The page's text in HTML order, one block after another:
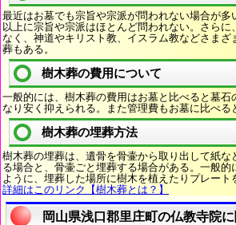
最近はお墓でも宗旨や宗派が問われない場合が多
以上に宗旨や宗派はほとんど問われない。さら
なく、神道やキリスト教、イスラム教などさまざ
葬もある。
樹木葬の費用について
一般的には、樹木葬の費用はお墓と比べると墓石
なり安く抑えられる。また管理費もお墓に比べる
樹木葬の埋葬方法
樹木葬の埋葬は、遺骨を骨壷から取り出して紙な
る場合と、骨壷ごと埋葬する場合がある。一般的
ように、埋葬した場所に樹木を植えたりプレート
詳細はこのリンク【樹木葬とは？】
岡山県浅口郡里庄町の仏教寺院